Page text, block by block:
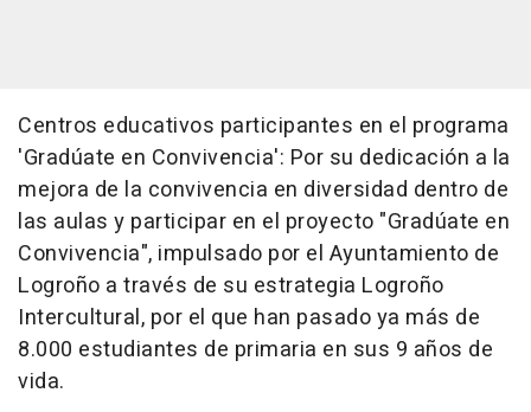
Centros educativos participantes en el programa
'Gradúate en Convivencia': Por su dedicación a la
mejora de la convivencia en diversidad dentro de
las aulas y participar en el proyecto "Gradúate en
Convivencia", impulsado por el Ayuntamiento de
Logroño a través de su estrategia Logroño
Intercultural, por el que han pasado ya más de
8.000 estudiantes de primaria en sus 9 años de
vida.